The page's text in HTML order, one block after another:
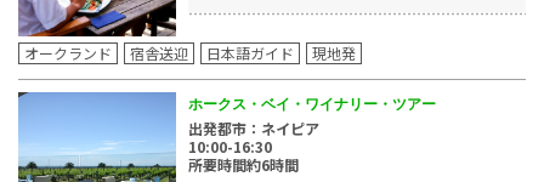
オークランド 宿舎送迎 日本語ガイド 現地発
ホークス・ベイ・ワイナリー・ツアー
出発都市：ネイピア
10:00-16:30
所要時間約6時間